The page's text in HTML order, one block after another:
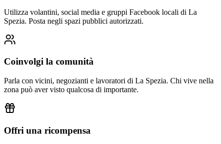
Utilizza volantini, social media e gruppi Facebook locali di La
Spezia. Posta negli spazi pubblici autorizzati.
Coinvolgi la comunità
Parla con vicini, negozianti e lavoratori di La Spezia. Chi vive nella
zona può aver visto qualcosa di importante.
Offri una ricompensa